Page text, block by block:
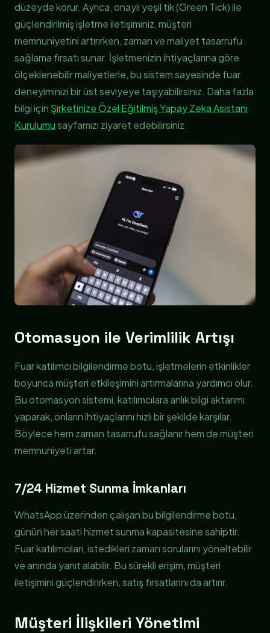
düzeyde korur. Ayrıca, onaylı yeşil tik (Green Tick) ile
güçlendirilmiş işletme iletişiminiz, müşteri
memnuniyetini artırırken, zaman ve maliyet tasarrufu
sağlama fırsatı sunar. İşletmenizin ihtiyaçlarına göre
ölçeklenebilir maliyetlerle, bu sistem sayesinde fuar
deneyiminizi bir üst seviyeye taşıyabilirsiniz. Daha fazla
bilgi için Şirketinize Özel Eğitilmiş Yapay Zeka Asistanı
Kurulumusayfamızı ziyaret edebilirsiniz.
Otomasyon ile Verimlilik Artışı
Fuar katılımcı bilgilendirme botu, işletmelerin etkinlikler
boyunca müşteri etkileşimini artırmalarına yardımcı olur.
Bu otomasyon sistemi, katılımcılara anlık bilgi aktarımı
yaparak, onların ihtiyaçlarını hızlı bir şekilde karşılar.
Böylece hem zaman tasarrufu sağlanır hem de müşteri
memnuniyeti artar.
7/24 Hizmet Sunma İmkanları
WhatsApp üzerinden çalışan bu bilgilendirme botu,
günün her saati hizmet sunma kapasitesine sahiptir.
Fuar katılımcıları, istedikleri zaman sorularını yöneltebilir
ve anında yanıt alabilir. Bu sürekli erişim, müşteri
iletişimini güçlendirirken, satış fırsatlarını da artırır.
Müşteri İlişkileri Yönetimi